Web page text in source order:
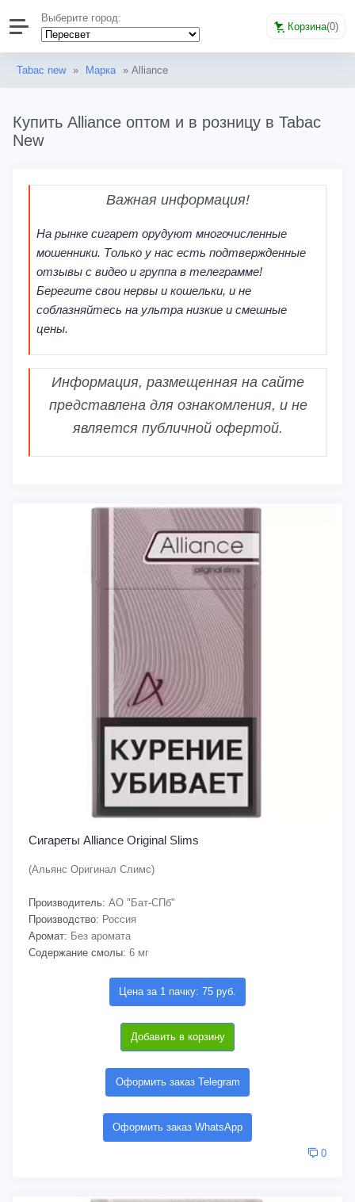
Выберите город:
Корзина(0)
Tabac new » Марка » Alliance
Купить Alliance оптом и в розницу в Tabac
New
Важная информация!
На рынке сигарет орудуют многочисленные
мошенники. Только у нас есть подтвержденные
отзывы с видео и группа в телеграмме!
Берегите свои нервы и кошельки, и не
соблазняйтесь на ультра низкие и смешные
цены.
Информация, размещенная на сайте
представлена для ознакомления, и не
является публичной офертой.
Сигареты Alliance Original Slims
(Альянс Оригинал Слимс)
Производитель: АО "Бат-СПб"
Производство: Россия
Аромат: Без аромата
Содержание смолы: 6 мг
Цена за 1 пачку: 75 руб.
Добавить в корзину
Оформить заказ Telegram
Оформить заказ WhatsApp
0